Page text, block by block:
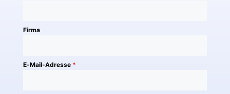
Firma
E-Mail-Adresse *